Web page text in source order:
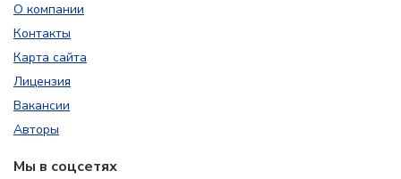
О компании
Контакты
Карта сайта
Лицензия
Вакансии
Авторы
Мы в соцсетях